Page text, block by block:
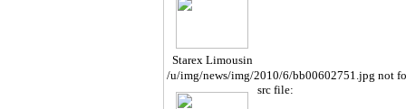
Starex Limousin
e
/u/img/news/img/2010/6/bb00602751.jpg not
src file: